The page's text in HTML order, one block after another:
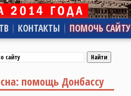
ТВ КОНТАКТЫ ПОМОЧЬ САЙТУ
помощь Донбассу